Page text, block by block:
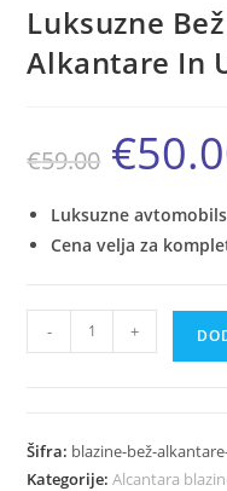
Luksuzne
Alkantare In
€59.00
Izvirna
cena
je
€59.00.
€
Luksuzne
Cena velja za
Luksuzne
Bež
Iz
Alkantare
- +
Šifra: blazine-bež-
Kategorije:Alcantara